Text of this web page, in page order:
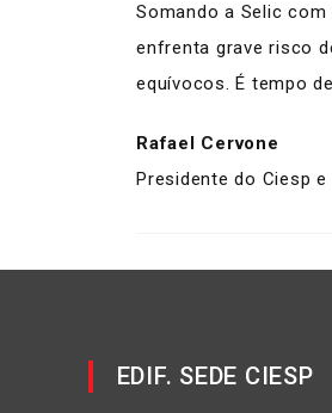
Somando a Selic
enfrenta grave risco
equívocos. É tempo
Rafael Cervone
Presidente do Ciesp
EDIF. SEDE CIESP